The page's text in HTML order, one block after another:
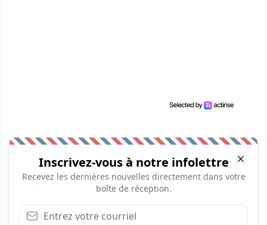
Inscrivez-vous à notre infolettre
Recevez les dernières nouvelles directement dans votre
boîte de réception.